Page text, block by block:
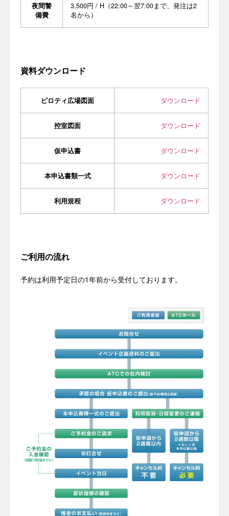
夜間警
備費
3,500円 / H（22:00～翌7:00まで、発注は2
名から）
資料ダウンロード
ピロティ広場図面 ダウンロード
控室図面 ダウンロード
仮申込書 ダウンロード
本申込書類一式 ダウンロード
利用規程 ダウンロード
ご利用の流れ
予約は利用予定日の1年前から受付しております。